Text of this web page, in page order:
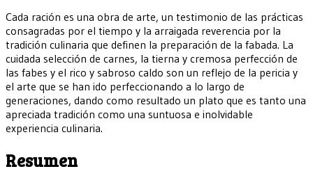
Cada ración es una obra de arte, un testimonio de las prácticas
consagradas por el tiempo y la arraigada reverencia por la
tradición culinaria que definen la preparación de la fabada. La
cuidada selección de carnes, la tierna y cremosa perfección de
las fabes y el rico y sabroso caldo son un reflejo de la pericia y
el arte que se han ido perfeccionando a lo largo de
generaciones, dando como resultado un plato que es tanto una
apreciada tradición como una suntuosa e inolvidable
experiencia culinaria.
Resumen